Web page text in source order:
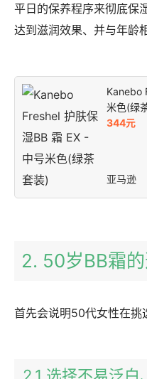
平日的保养程序来彻底保
达到滋润效果、并与年龄
Kanebo
米色(绿
344元
亚马逊
2. 50岁BB霜
首先会说明50代女性在挑